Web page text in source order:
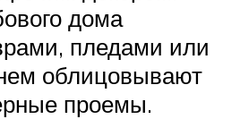
дома
пледами или
облицовывают
проемы.